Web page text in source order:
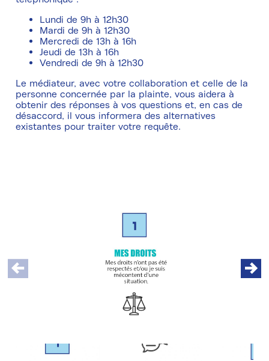
Lundi de 9h à 12h30
Mardi de 9h à 12h30
Mercredi de 13h à 16h
Jeudi de 13h à 16h
Vendredi de 9h à 12h30
Le médiateur, avec votre collaboration et celle de la
personne concernée par la plainte, vous aidera à
obtenir des réponses à vos questions et, en cas de
désaccord, il vous informera des alternatives
existantes pour traiter votre requête.